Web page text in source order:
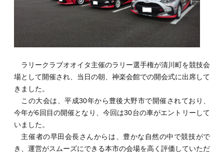
ラリークラブオオイタ主催のラリー選手権が清川町を競技会
場として開催され、当日の朝、神楽会館での開会式に出席して
きました。
この大会は、平成30年から豊後大野市で開催されており、
今年が6回目の開催となり、今回は30台の車がエントリーして
いました。
主催者の早田会長さんからは、豊かな自然の中で競技がで
き、運営がスムーズにできる本市の会場を高く評価していただ